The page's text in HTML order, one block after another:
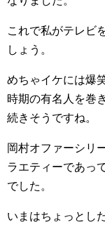
これで私がテレビ
しょう。
めちゃイケには爆
時期の有名人を巻
続きそうですね。
岡村オファーシリ
ラエティーであっ
でした。
いまはちょっとし